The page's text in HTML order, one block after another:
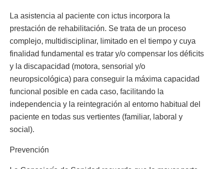
La asistencia al paciente con ictus incorpora la
prestación de rehabilitación. Se trata de un proceso
complejo, multidisciplinar, limitado en el tiempo y cuya
finalidad fundamental es tratar y/o compensar los déficits
y la discapacidad (motora, sensorial y/o
neuropsicológica) para conseguir la máxima capacidad
funcional posible en cada caso, facilitando la
independencia y la reintegración al entorno habitual del
paciente en todas sus vertientes (familiar, laboral y
social).
Prevención